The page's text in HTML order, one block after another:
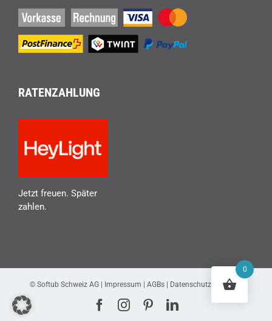
RATENZAHLUNG
Jetzt freuen. Später
zahlen.
© Softub Schweiz AG | Impressum AGBs Datenschutzerklärung
Facebook
Instagram
PinterestLinkedIn
0